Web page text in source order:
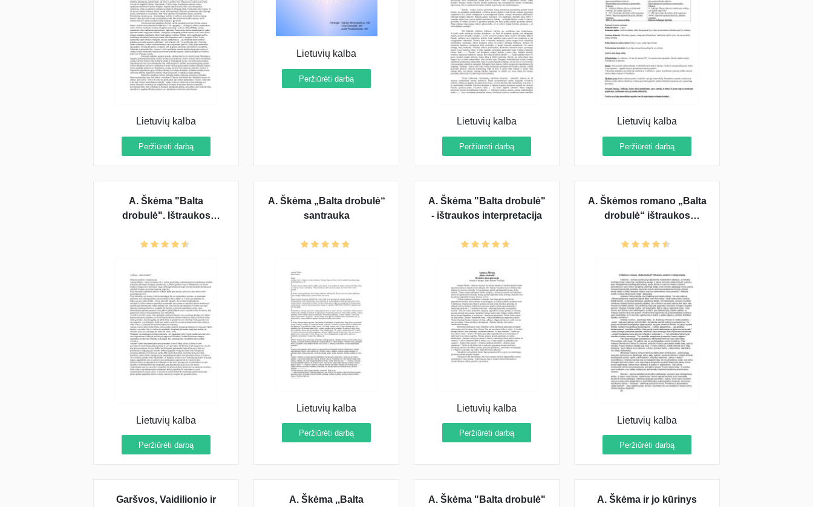
Lietuvių kalba
Peržiūrėti darbą
Lietuvių kalba
Peržiūrėti darbą
Lietuvių kalba
Peržiūrėti darbą
Lietuvių kalba
Peržiūrėti darbą
A. Škėma "Balta
drobulė". Ištraukos
Lietuvių kalba
Peržiūrėti darbą
A. Škėma „Balta drobulė“
santrauka
Lietuvių kalba
Peržiūrėti darbą
A. Škėma "Balta drobulė"
- ištraukos interpretacija
Lietuvių kalba
Peržiūrėti darbą
A. Škėmos romano „Balta
drobulė“ ištraukos
Lietuvių kalba
Peržiūrėti darbą
Garšvos, Vaidilionio ir A. Škėma ,,Balta A. Škėma "Balta drobulė" A. Škėma ir jo kūrinys